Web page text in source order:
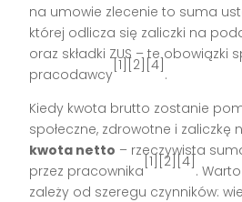
na umowie zlecenie to suma
której odlicza się zaliczki na
oraz składki ZUS – te obowiązki
pracodawcy
[1][2][4]
.
Kiedy kwota brutto zostanie
społeczne, zdrowotne i
kwota netto – rzeczywista
przez pracownika
[1][2][4]
.
zależy od szeregu czynników: